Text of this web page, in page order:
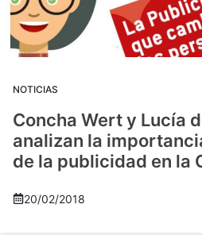
NOTICIAS
Concha Wert y Lucía
analizan la
de la publicidad en la
20/02/2018